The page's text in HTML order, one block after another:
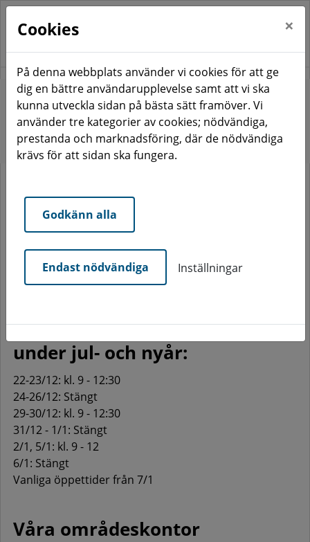
Start
Nyhetsarkiv
Öppettider under jul och nyår
Öppettider under jul och nyår
Under jul och nyår har vi tillfälligt ändrade öppettider i
vårt Kundcenter och i vår felanmälan. Du kan som
vanligt skicka in din felanmälan dygnet runt på
.
kundcenter på Thulingatan
under jul- och nyår:
22-23/12: kl. 9 - 12:30
24-26/12: Stängt
29-30/12: kl. 9 - 12:30
31/12 - 1/1: Stängt
2/1, 5/1: kl. 9 - 12
6/1: Stängt
Vanliga öppettider från 7/1
Våra områdeskontor
Cookies ×
På denna webbplats använder vi cookies för att ge
dig en bättre användarupplevelse samt att vi ska
kunna utveckla sidan på bästa sätt framöver. Vi
använder tre kategorier av cookies; nödvändiga,
prestanda och marknadsföring, där de nödvändiga
krävs för att sidan ska fungera.
Godkänn alla
Endast nödvändiga Inställningar